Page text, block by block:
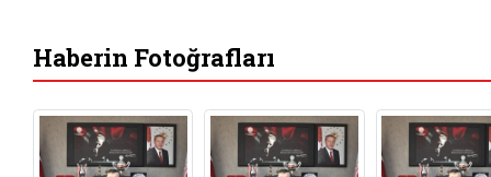
Haberin Fotoğrafları